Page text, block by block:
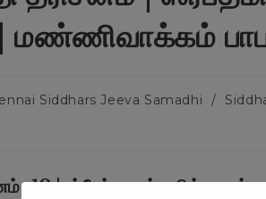
மண்ணிவாக்கம்
Siddhars Jeeva Samadhi /
-12 | ஸ்ரீபத்மானந்த